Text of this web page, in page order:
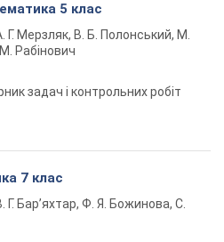
5 клас
Г. Мерзляк, В. Б. Полонський, М.
Рабінович
задач і контрольних робіт
7 клас
Г. Бар’яхтар, Ф. Я. Божинова, С.